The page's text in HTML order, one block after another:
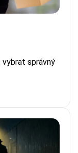
vybrat správný